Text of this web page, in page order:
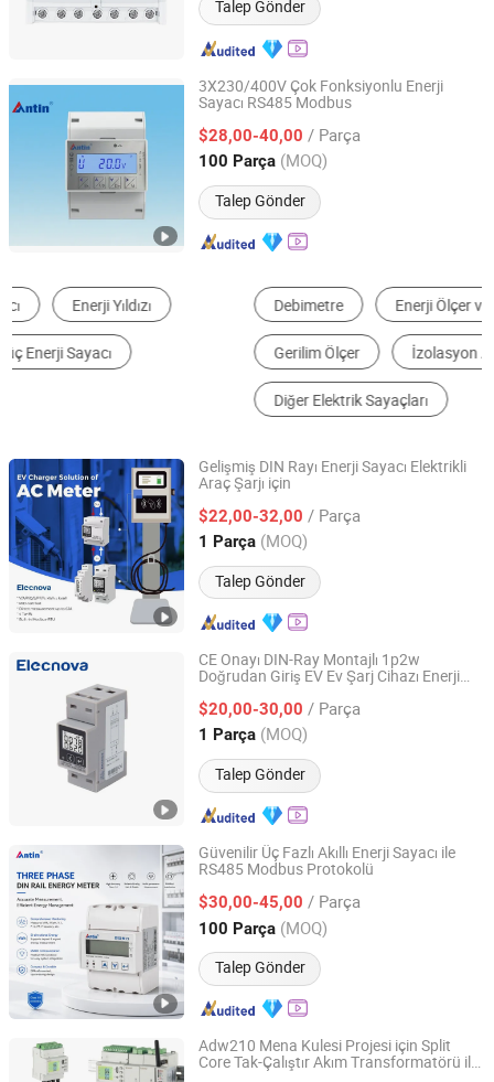
Talep Gönder
3X230/400V Çok Fonksiyonlu Enerji
Sayacı RS485 Modbus
$28,00-40,00 / Parça
100 Parça (MOQ)
Talep Gönder
Hangzhou Antin Power Technology Co., Ltd.
Zhejiang, China Fiyat 2022
Debimetre Enerji Ölçer ve Güç Ölçer Su Sayacı
Gerilim Ölçer İzolasyon Anahtarı
Gelişmiş DIN Rayı Enerji Sayacı Elektrikli
Araç Şarjı için
$22,00-32,00 / Parça
1 Parça (MOQ)
Talep Gönder
Jiangsu Sfere Electric Co., Ltd.
Jiangsu, China Fiyat 2023
CE Onayı DIN-Ray Montajlı 1p2w
Doğrudan Giriş EV Ev Şarj Cihazı Enerji
$20,00-30,00 / Parça
1 Parça (MOQ)
Talep Gönder
Jiangsu Sfere Electric Co., Ltd.
Jiangsu, China Fiyat 2023
Güvenilir Üç Fazlı Akıllı Enerji Sayacı ile
RS485 Modbus Protokolü
$30,00-45,00 / Parça
100 Parça (MOQ)
Talep Gönder
Hangzhou Antin Power Technology Co., Ltd.
Zhejiang, China Fiyat 2022
Adw210 Mena Kulesi Projesi için Split
Core Tak-Çalıştır Akım Transformatörü ile
Jiangsu Acrel Electrical Manufacturing Co., Ltd.